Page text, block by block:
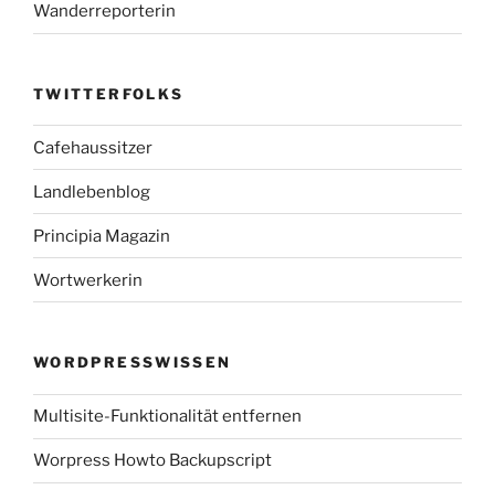
Wanderreporterin
TWITTERFOLKS
Cafehaussitzer
Landlebenblog
Principia Magazin
Wortwerkerin
WORDPRESSWISSEN
Multisite-Funktionalität entfernen
Worpress Howto Backupscript